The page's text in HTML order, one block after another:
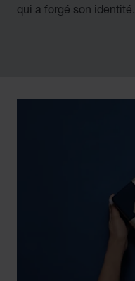
qui a forgé son identité.